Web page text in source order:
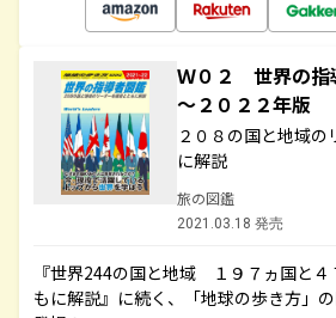
Ｗ０２ 世界の指
～２０２２年版
２０８の国と地域の
に解説
旅の図鑑
2021.03.18 発売
『世界244の国と地域 １９７ヵ国と４
もに解説』に続く、「地球の歩き方」